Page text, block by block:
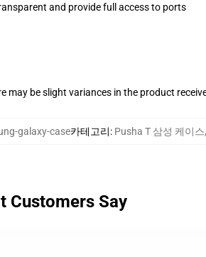
and provide full access to ports
may be slight variances in the product
galaxy-case카테고리: Pusha T 삼성 케이스,
Customers Say